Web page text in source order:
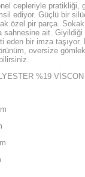
cepleriyle pratikliği,
ediyor. Güçlü bir
özel pir parça.
sahnesine ait. Giyildiği
eden bir imza taşıyor.
oversize
%19